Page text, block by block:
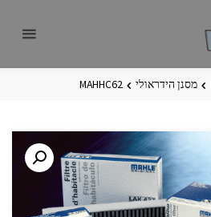
מסנן הידראולי MAHHC62